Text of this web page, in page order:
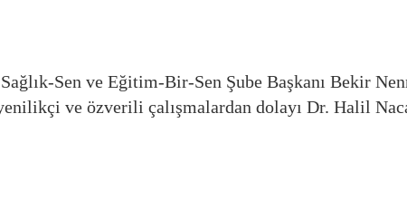
Sen ve Eğitim-Bir-Sen Şube Başkanı Bekir
yenilikçi ve özverili çalışmalardan dolayı Dr. Halil